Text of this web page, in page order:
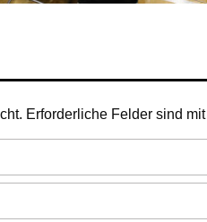
Erforderliche Felder sind mit